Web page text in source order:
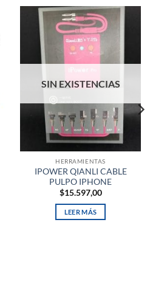
SIN EXISTENCIAS
HERRAMIENTAS
IPOWER QIANLI CABLE
PULPO IPHONE
$15.597,00
LEER MÁS